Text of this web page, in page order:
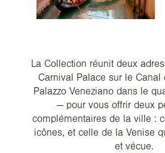
La Collection réunit deux
Carnival Palace sur le Canal
Palazzo Veneziano dans le
— pour vous offrir deux
complémentaires de la ville :
icônes, et celle de la Venise
et vécue.